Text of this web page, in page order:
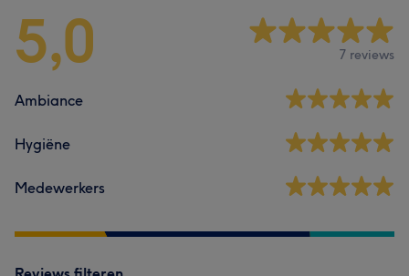
5,0 7 reviews
Ambiance
Hygiëne
Medewerkers